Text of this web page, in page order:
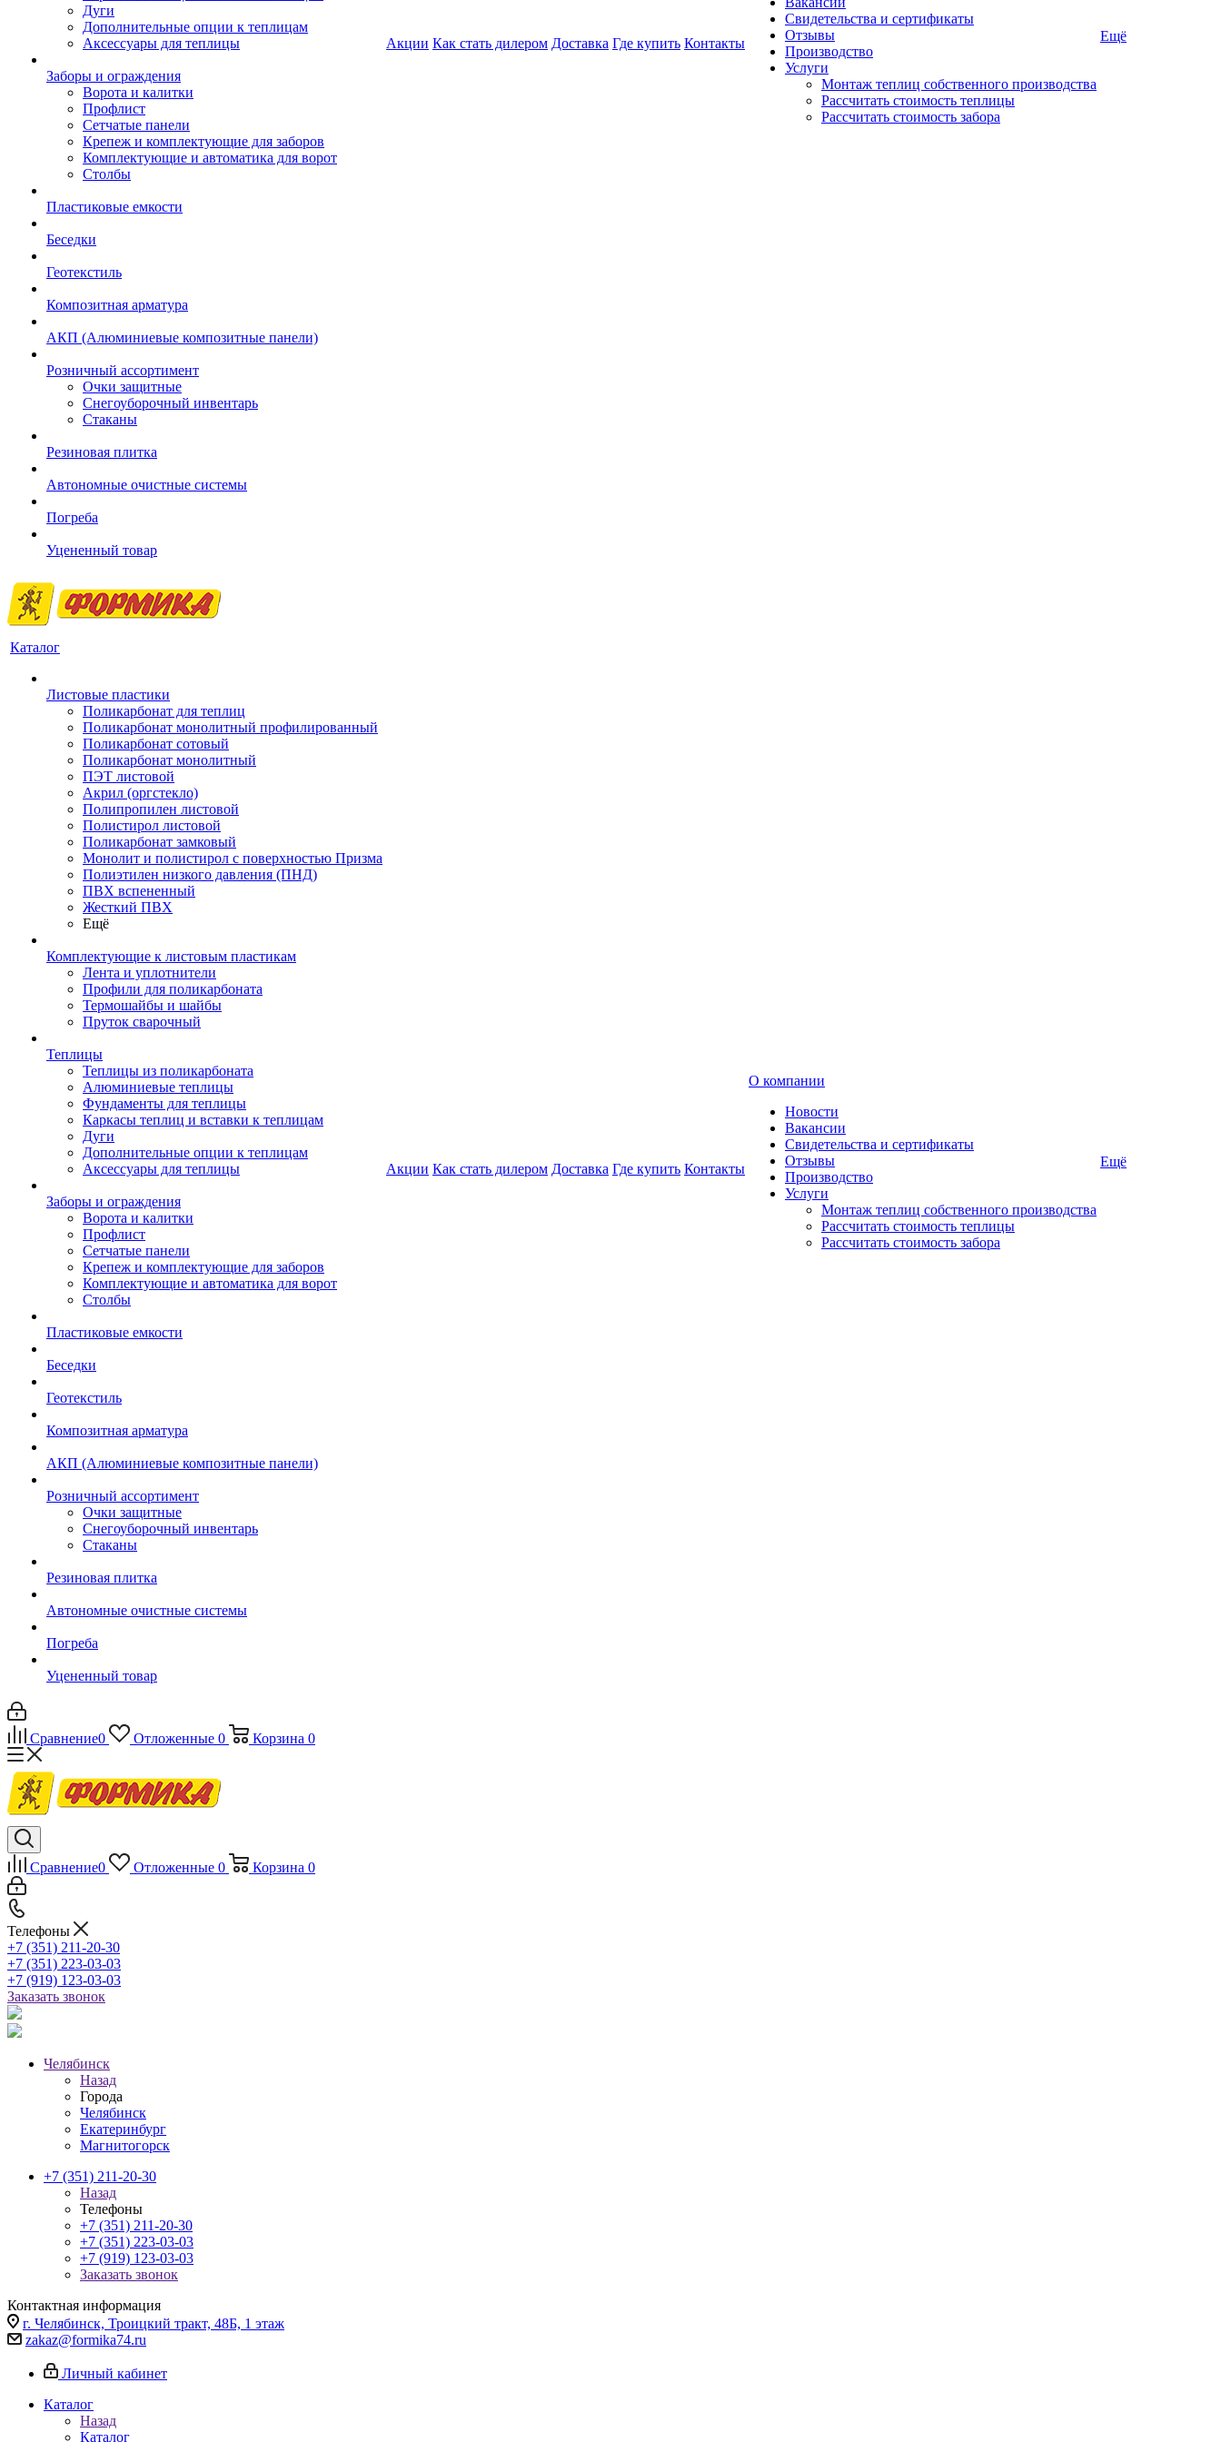
Дуги
Дополнительные опции к теплицам
Аксессуары для теплицы
Заборы и ограждения
Ворота и калитки
Профлист
Сетчатые панели
Крепеж и комплектующие для заборов
Комплектующие и автоматика для ворот
Столбы
Пластиковые емкости
Беседки
Геотекстиль
Композитная арматура
АКП (Алюминиевые композитные панели)
Розничный ассортимент
Очки защитные
Снегоуборочный инвентарь
Стаканы
Резиновая плитка
Автономные очистные системы
Погреба
Уцененный товар
Акции Как стать дилером Доставка Где купить Контакты
Свидетельства и сертификаты
Отзывы
Производство
Услуги
Монтаж теплиц собственного производства
Рассчитать стоимость теплицы
Рассчитать стоимость забора
Ещё
Каталог
Листовые пластики
Поликарбонат для теплиц
Поликарбонат монолитный профилированный
Поликарбонат сотовый
Поликарбонат монолитный
ПЭТ листовой
Акрил (оргстекло)
Полипропилен листовой
Полистирол листовой
Поликарбонат замковый
Монолит и полистирол с поверхностью Призма
Полиэтилен низкого давления (ПНД)
ПВХ вспененный
Жесткий ПВХ
Ещё
Комплектующие к листовым пластикам
Лента и уплотнители
Профили для поликарбоната
Термошайбы и шайбы
Пруток сварочный
Теплицы
Теплицы из поликарбоната
Алюминиевые теплицы
Фундаменты для теплицы
Каркасы теплиц и вставки к теплицам
Дуги
Дополнительные опции к теплицам
Аксессуары для теплицы
Заборы и ограждения
Ворота и калитки
Профлист
Сетчатые панели
Крепеж и комплектующие для заборов
Комплектующие и автоматика для ворот
Столбы
Пластиковые емкости
Беседки
Геотекстиль
Композитная арматура
АКП (Алюминиевые композитные панели)
Розничный ассортимент
Очки защитные
Снегоуборочный инвентарь
Стаканы
Резиновая плитка
Автономные очистные системы
Погреба
Уцененный товар
Акции Как стать дилером Доставка Где купить Контакты
О компании
Новости
Вакансии
Свидетельства и сертификаты
Отзывы
Производство
Услуги
Монтаж теплиц собственного производства
Рассчитать стоимость теплицы
Рассчитать стоимость забора
Ещё
Сравнение0 Отложенные 0 Корзина 0
Сравнение0 Отложенные 0 Корзина 0
Телефоны
+7 (351) 211-20-30
+7 (351) 223-03-03
+7 (919) 123-03-03
Заказать звонок
Челябинск
Назад
Города
Челябинск
Екатеринбург
Магнитогорск
+7 (351) 211-20-30
Назад
Телефоны
+7 (351) 211-20-30
+7 (351) 223-03-03
+7 (919) 123-03-03
Заказать звонок
Контактная информация
г. Челябинск, Троицкий тракт, 48Б, 1 этаж
zakaz@formika74.ru
Личный кабинет
Каталог
Назад
Каталог